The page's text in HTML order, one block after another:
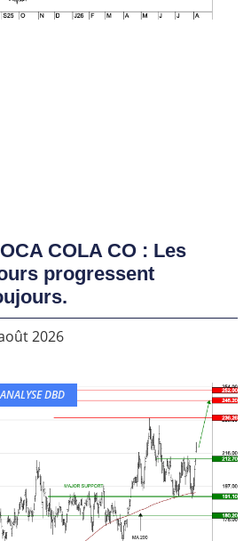
COLA CO : Les
progressent
2026
ANALYSE DBD